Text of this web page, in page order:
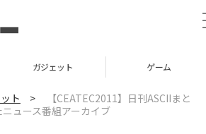
ガジェット ゲーム
ト >
【CEATEC2011】日刊ASCIIまと
ュース番組アーカイブ